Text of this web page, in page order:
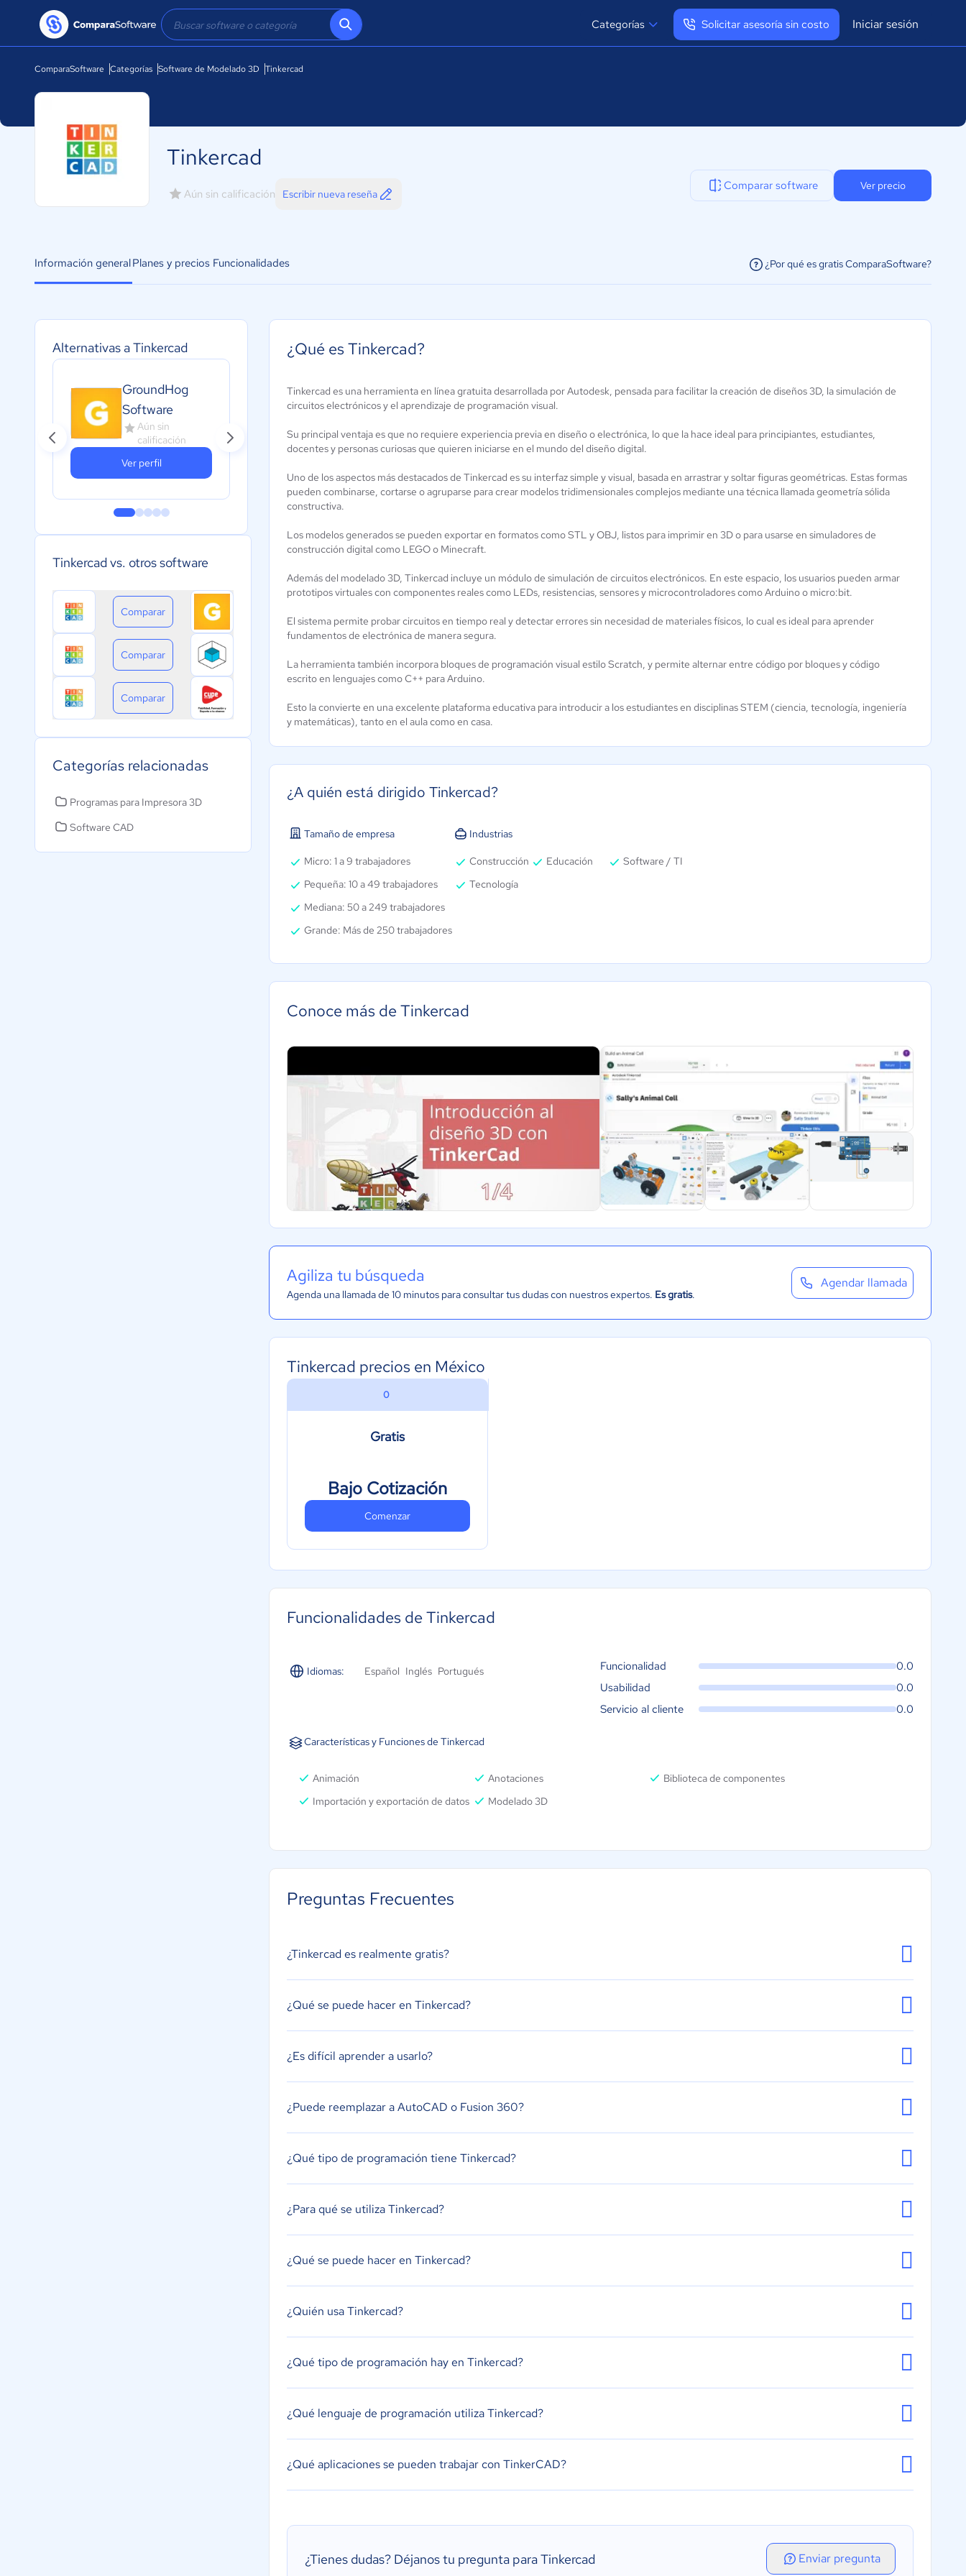
Categorías Solicitar asesoría sin costo Iniciar sesión
ComparaSoftware Categorías Software de Modelado 3D Tinkercad
Tinkercad
Aún sin calificación Escribir nueva reseña
Comparar software Ver precio
Información generalPlanes y precios Funcionalidades ¿Por qué es gratis ComparaSoftware?
Alternativas a Tinkercad
GroundHog
Software
Aún sin
calificación
Ver perfil
Lookiar
calificación
Cype 3D
Modelado 3D
0 / 5
Onshape
0 / 5
Fusion 360
calificación
Tinkercad vs. otros software
Comparar
Comparar
Comparar
Categorías relacionadas
Programas para Impresora 3D
Software CAD
¿Qué es Tinkercad?
Tinkercad es una herramienta en línea gratuita desarrollada por Autodesk, pensada para facilitar la creación de diseños 3D, la simulación de
circuitos electrónicos y el aprendizaje de programación visual.
Su principal ventaja es que no requiere experiencia previa en diseño o electrónica, lo que la hace ideal para principiantes, estudiantes,
docentes y personas curiosas que quieren iniciarse en el mundo del diseño digital.
Uno de los aspectos más destacados de Tinkercad es su interfaz simple y visual, basada en arrastrar y soltar figuras geométricas. Estas formas
pueden combinarse, cortarse o agruparse para crear modelos tridimensionales complejos mediante una técnica llamada geometría sólida
constructiva.
Los modelos generados se pueden exportar en formatos como STL y OBJ, listos para imprimir en 3D o para usarse en simuladores de
construcción digital como LEGO o Minecraft.
Además del modelado 3D, Tinkercad incluye un módulo de simulación de circuitos electrónicos. En este espacio, los usuarios pueden armar
prototipos virtuales con componentes reales como LEDs, resistencias, sensores y microcontroladores como Arduino o micro:bit.
El sistema permite probar circuitos en tiempo real y detectar errores sin necesidad de materiales físicos, lo cual es ideal para aprender
fundamentos de electrónica de manera segura.
La herramienta también incorpora bloques de programación visual estilo Scratch, y permite alternar entre código por bloques y código
escrito en lenguajes como C++ para Arduino.
Esto la convierte en una excelente plataforma educativa para introducir a los estudiantes en disciplinas STEM (ciencia, tecnología, ingeniería
y matemáticas), tanto en el aula como en casa.
¿A quién está dirigido Tinkercad?
Tamaño de empresa
Micro: 1 a 9 trabajadores
Pequeña: 10 a 49 trabajadores
Mediana: 50 a 249 trabajadores
Grande: Más de 250 trabajadores
Industrias
Construcción Educación
Software / TI
Tecnología
Conoce más de Tinkercad
Agiliza tu búsqueda
Agenda una llamada de 10 minutos para consultar tus dudas con nuestros expertos. Es gratis.
Agendar llamada
Tinkercad precios en México
0
Gratis
Bajo Cotización
Comenzar
Funcionalidades de Tinkercad
Idiomas: Español Inglés Portugués Funcionalidad
0.0
Usabilidad
0.0
Servicio al cliente
0.0
Características y Funciones de Tinkercad
Animación Anotaciones
Biblioteca de componentes
Importación y exportación de datos
Modelado 3D
Preguntas Frecuentes
¿Tinkercad es realmente gratis?
¿Qué se puede hacer en Tinkercad?
¿Es difícil aprender a usarlo?
¿Puede reemplazar a AutoCAD o Fusion 360?
¿Qué tipo de programación tiene Tinkercad?
¿Para qué se utiliza Tinkercad?
¿Qué se puede hacer en Tinkercad?
¿Quién usa Tinkercad?
¿Qué tipo de programación hay en Tinkercad?
¿Qué lenguaje de programación utiliza Tinkercad?
¿Qué aplicaciones se pueden trabajar con TinkerCAD?
¿Tienes dudas? Déjanos tu pregunta para Tinkercad Enviar pregunta